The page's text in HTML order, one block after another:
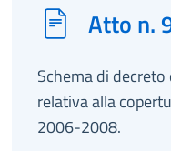
Atto n.
Schema di
relativa alla
2006-2008.